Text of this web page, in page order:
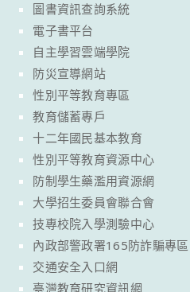
圖書資訊查詢系統
電子書平台
自主學習雲端學院
防災宣導網站
性別平等教育專區
教育儲蓄專戶
十二年國民基本教育
性別平等教育資源中心
防制學生藥濫用資源網
大學招生委員會聯合會
技專校院入學測驗中心
內政部警政署165防詐騙專區
交通安全入口網
臺灣教育研究資訊網